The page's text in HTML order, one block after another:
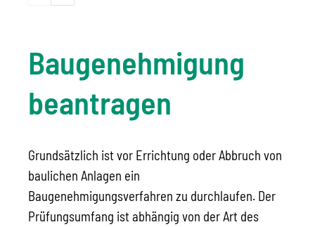
Baugenehmigung
beantragen
Grundsätzlich ist vor Errichtung oder Abbruch von
baulichen Anlagen ein
Baugenehmigungsverfahren zu durchlaufen. Der
Prüfungsumfang ist abhängig von der Art des